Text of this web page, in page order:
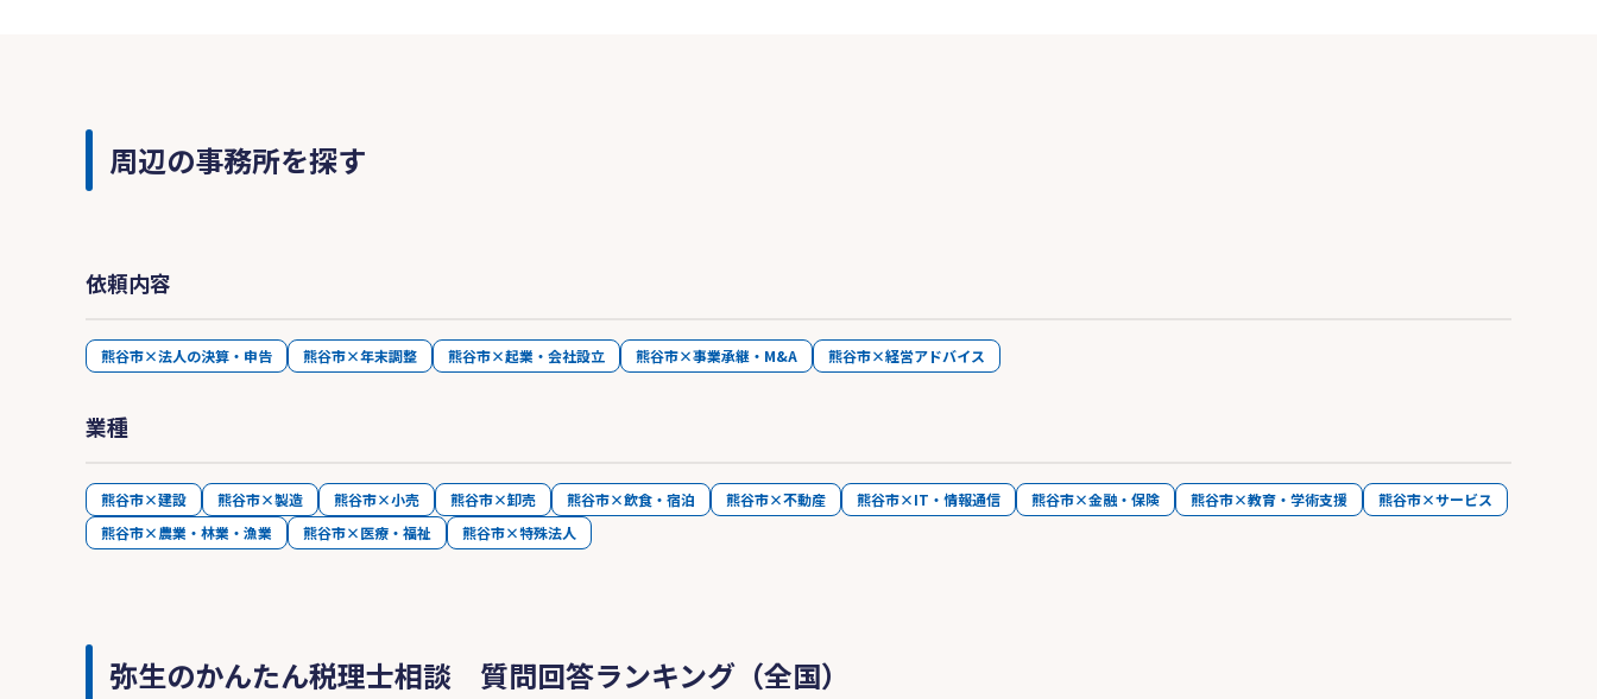
周辺の事務所を探す
依頼内容
熊谷市×法人の決算・申告 熊谷市×年末調整 熊谷市×起業・会社設立 熊谷市×事業承継・M&A 熊谷市×経営アドバイス
業種
熊谷市×建設 熊谷市×製造 熊谷市×小売 熊谷市×卸売 熊谷市×飲食・宿泊 熊谷市×不動産 熊谷市×IT・情報通信 熊谷市×金融・保険 熊谷市×教育・学術支援
熊谷市×サービス
熊谷市×農業・林業・漁業
熊谷市×医療・福祉 熊谷市×特殊法人
弥生のかんたん税理士相談 質問回答ランキング（全国）